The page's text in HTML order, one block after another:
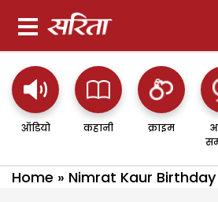
ऑडियो कहानी क्राइम
Home » Nimrat Kaur Birthday